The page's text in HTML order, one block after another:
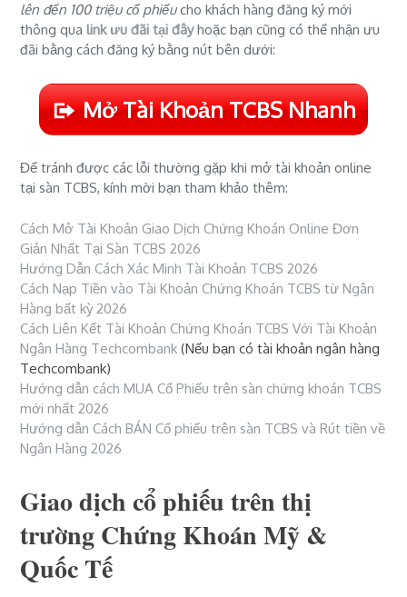
lên đến 100 triệu cổ phiếucho khách hàng đăng ký mới
thông qualink ưu đãi tại đâyhoặc bạn cũng có thể nhận ưu
đãi bằng cách đăng ký bằng nút bên dưới:
Mở Tài Khoản TCBS Nhanh
Để tránh được các lỗi thường gặp khi mở tài khoản online
tại sàn TCBS, kính mời bạn tham khảo thêm:
Cách Mở Tài Khoản Giao Dịch Chứng Khoán Online Đơn
Giản Nhất Tại Sàn TCBS 2026
Hướng Dẫn Cách Xác Minh Tài Khoản TCBS 2026
Cách Nạp Tiền vào Tài Khoản Chứng Khoán TCBS từ Ngân
Hàng bất kỳ 2026
Cách Liên Kết Tài Khoản Chứng Khoán TCBS Với Tài Khoản
Ngân Hàng Techcombank (Nếu bạn có tài khoản ngân hàng
Techcombank)
Hướng dẫn cách MUA Cổ Phiếu trên sàn chứng khoán TCBS
mới nhất 2026
Hướng dẫn Cách BÁN Cổ phiếu trên sàn TCBS và Rút tiền về
Ngân Hàng 2026
Giao dịch cổ phiếu trên thị
trường Chứng Khoán Mỹ &
Quốc Tế